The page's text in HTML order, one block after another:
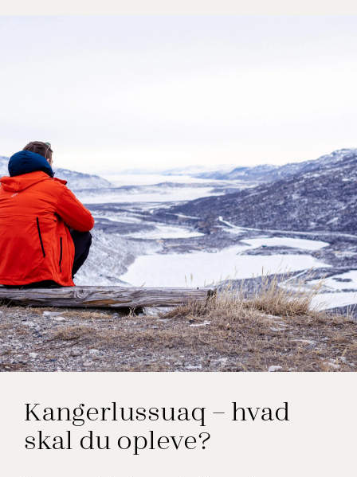
Kangerlussuaq – hvad
skal du opleve?